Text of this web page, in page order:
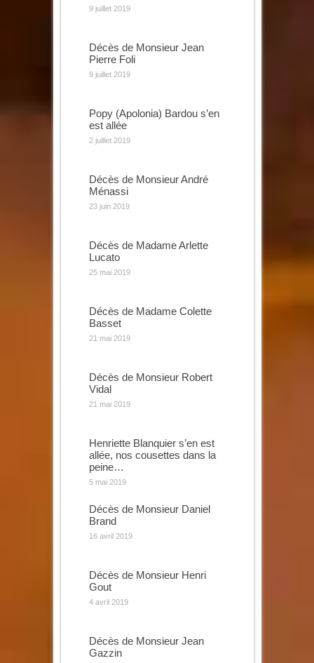
9 juillet 2019
Décès de Monsieur Jean
Pierre Foli
9 juillet 2019
Popy (Apolonia) Bardou s’en
est allée
2 juillet 2019
Décès de Monsieur André
Ménassi
23 juin 2019
Décès de Madame Arlette
Lucato
25 mai 2019
Décès de Madame Colette
Basset
21 mai 2019
Décès de Monsieur Robert
Vidal
21 mai 2019
Henriette Blanquier s’en est
allée, nos cousettes dans la
peine…
5 mai 2019
Décès de Monsieur Daniel
Brand
16 avril 2019
Décès de Monsieur Henri
Gout
4 avril 2019
Décès de Monsieur Jean
Gazzin